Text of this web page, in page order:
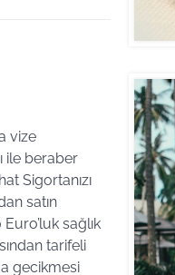
vize
ile beraber
Sigortanızı
satın
sağlık
tarifeli
gecikmesi